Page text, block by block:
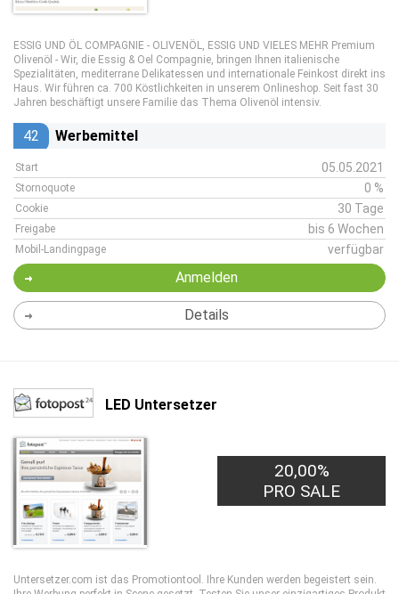
ESSIG UND ÖL COMPAGNIE - OLIVENÖL, ESSIG UND VIELES MEHR Premium
Olivenöl - Wir, die Essig & Oel Compagnie, bringen Ihnen italienische
Spezialitäten, mediterrane Delikatessen und internationale Feinkost direkt ins
Haus. Wir führen ca. 700 Köstlichkeiten in unserem Onlineshop. Seit fast 30
Jahren beschäftigt unsere Familie das Thema Olivenöl intensiv.
42 Werbemittel
Start 05.05.2021
Stornoquote 0 %
Cookie 30 Tage
Freigabe bis 6 Wochen
Mobil-Landingpage verfügbar
Anmelden
Details
LED Untersetzer
20,00%
PRO SALE
Untersetzer.com ist das Promotiontool. Ihre Kunden werden begeistert sein.